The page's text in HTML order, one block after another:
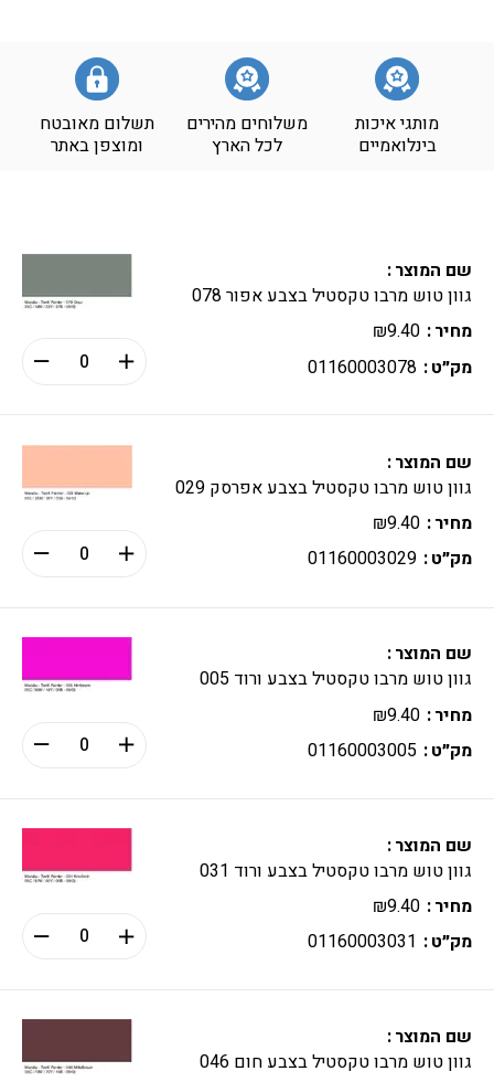
מותגי איכות
בינלואמיים
משלוחים מהירים
לכל הארץ
תשלום מאובטח
ומוצפן באתר
שם המוצר
גוון טוש מרבו טקסטיל בצבע אפור 078
מחיר
₪9.40
מק״ט
01160003078
שם המוצר
גוון טוש מרבו טקסטיל בצבע אפרסק 029
מחיר
₪9.40
מק״ט 01160003029
שם המוצר
גוון טוש מרבו טקסטיל בצבע ורוד 005
מחיר
₪9.40
מק״ט 01160003005
שם המוצר
גוון טוש מרבו טקסטיל בצבע ורוד 031
מחיר
₪9.40
מק״ט
01160003031
שם המוצר
גוון טוש מרבו טקסטיל בצבע חום 046